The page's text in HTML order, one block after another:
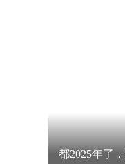
高质量发展